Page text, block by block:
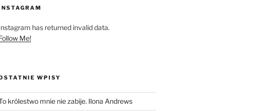
has returned invalid data.
Me!
WPISY
królestwo mnie nie zabije. Ilona Andrews